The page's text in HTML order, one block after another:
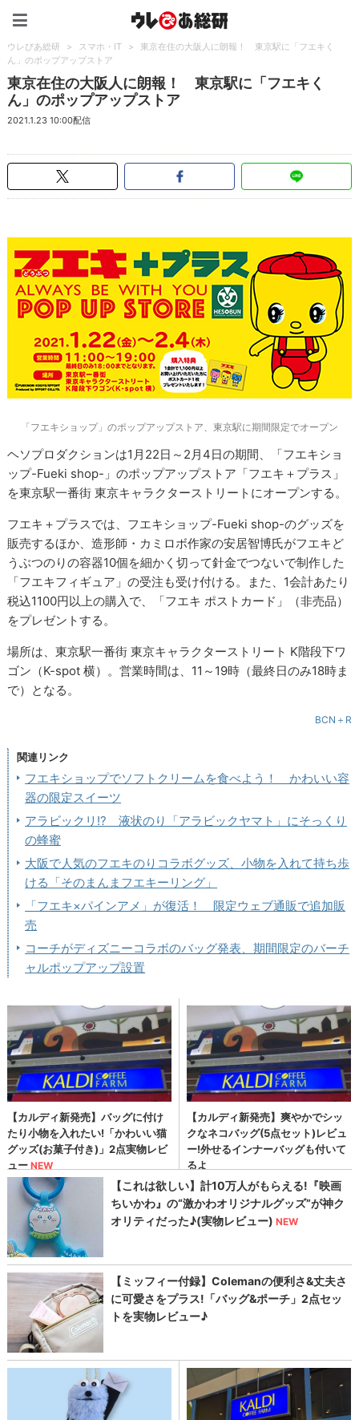
ウレぴあ総研 > スマホ・IT >
東京在住の大阪人に朗報！ 東京駅に「フエキく
ん」のポップアップストア
東京在住の大阪人に朗報！ 東京駅に「フエキく
ん」のポップアップストア
2021.1.23 10:00配信
「フエキショップ」のポップアップストア、東京駅に期間限定でオープン
ヘソプロダクションは1月22日～2月4日の期間、「フエキショ
ップ-Fueki shop-」のポップアップストア「フエキ＋プラス」
を東京駅一番街 東京キャラクターストリートにオープンする。
フエキ＋プラスでは、フエキショップ-Fueki shop-のグッズを
販売するほか、造形師・カミロボ作家の安居智博氏がフエキど
うぶつのりの容器10個を細かく切って針金でつないで制作した
「フエキフィギュア」の受注も受け付ける。また、1会計あたり
税込1100円以上の購入で、「フエキ ポストカード」（非売品）
をプレゼントする。
場所は、東京駅一番街 東京キャラクターストリート K階段下ワ
ゴン（K-spot 横）。営業時間は、11～19時（最終日のみ18時ま
で）となる。
BCN＋R
関連リンク
フエキショップでソフトクリームを食べよう！ かわいい容
器の限定スイーツ
アラビックリ!? 液状のり「アラビックヤマト」にそっくり
の蜂蜜
大阪で人気のフエキのりコラボグッズ、小物を入れて持ち歩
ける「そのまんまフエキーリング」
「フエキ×パインアメ」が復活！ 限定ウェブ通販で追加販
売
コーチがディズニーコラボのバッグ発表、期間限定のバーチ
ャルポップアップ設置